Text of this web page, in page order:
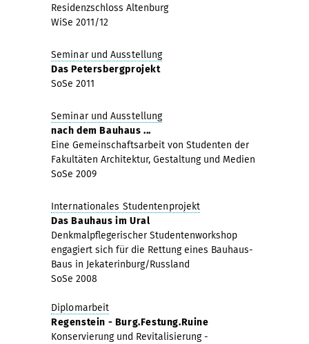
Residenzschloss Altenburg
WiSe 2011/12
Seminar und Ausstellung
Das Petersbergprojekt
SoSe 2011
Seminar und Ausstellung
nach dem Bauhaus ...
Eine Gemeinschaftsarbeit von Studenten der
Fakultäten Architektur, Gestaltung und Medien
SoSe 2009
Internationales Studentenprojekt
Das Bauhaus im Ural
Denkmalpflegerischer Studentenworkshop
engagiert sich für die Rettung eines Bauhaus-
Baus in Jekaterinburg/Russland
SoSe 2008
Diplomarbeit
Regenstein - Burg.Festung.Ruine
Konservierung und Revitalisierung -